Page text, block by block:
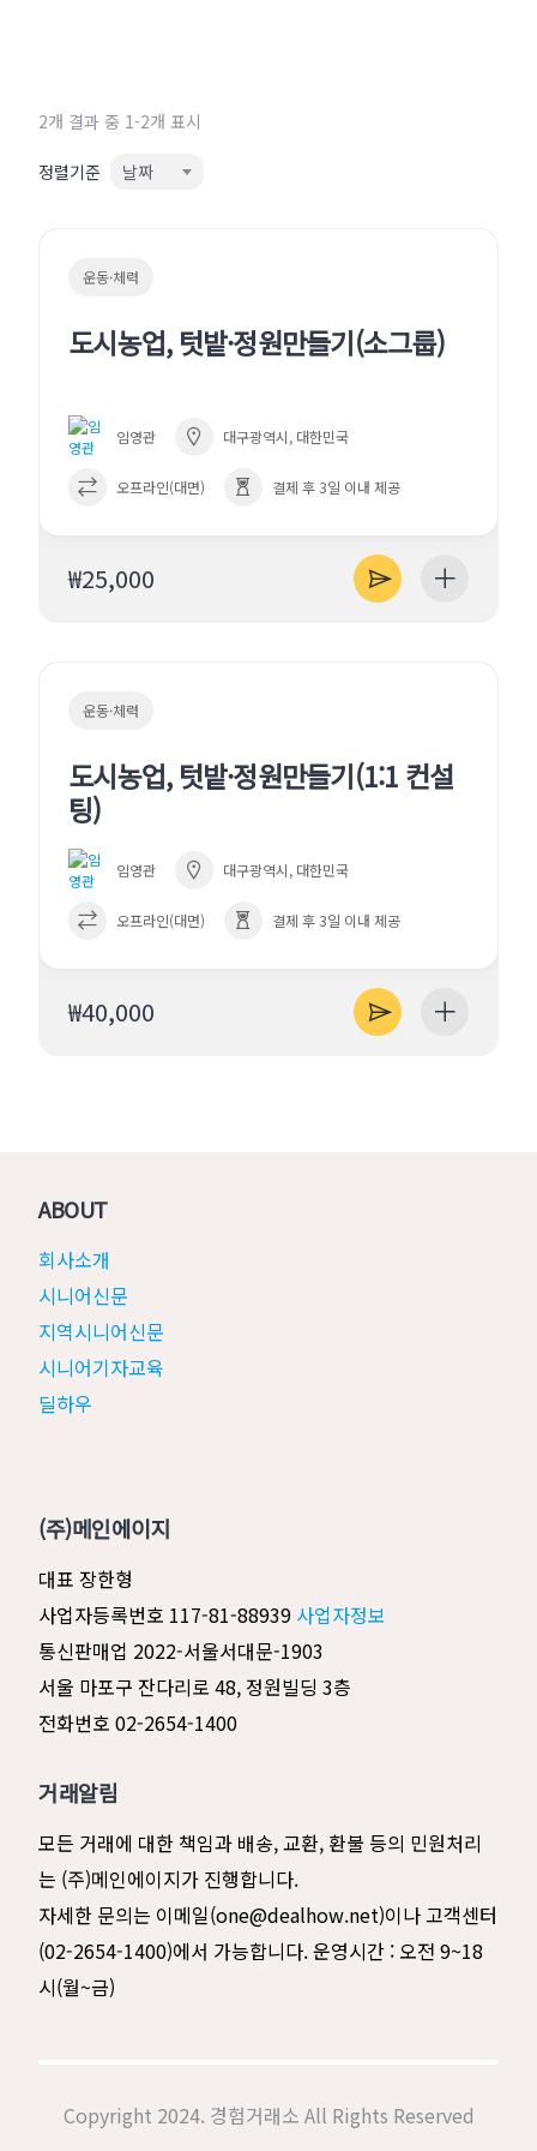
2개 결과 중 1-2개 표시
정렬기준 날짜
운동·체력
도시농업, 텃밭·정원만들기(소그룹)
임영관 대구광역시, 대한민국
오프라인(대면) 결제 후 3일 이내 제공
₩25,000
운동·체력
도시농업, 텃밭·정원만들기(1:1 컨설
팅)
임영관 대구광역시, 대한민국
오프라인(대면) 결제 후 3일 이내 제공
₩40,000
ABOUT
회사소개
시니어신문
지역시니어신문
시니어기자교육
딜하우
(주)메인에이지
대표 장한형
사업자등록번호 117-81-88939 사업자정보
통신판매업 2022-서울서대문-1903
서울 마포구 잔다리로 48, 정원빌딩 3층
전화번호 02-2654-1400
거래알림
모든 거래에 대한 책임과 배송, 교환, 환불 등의 민원처리
는 (주)메인에이지가 진행합니다.
자세한 문의는 이메일(one@dealhow.net)이나 고객센터
(02-2654-1400)에서 가능합니다. 운영시간 : 오전 9~18
시(월~금)
Copyright 2024. 경험거래소 All Rights Reserved